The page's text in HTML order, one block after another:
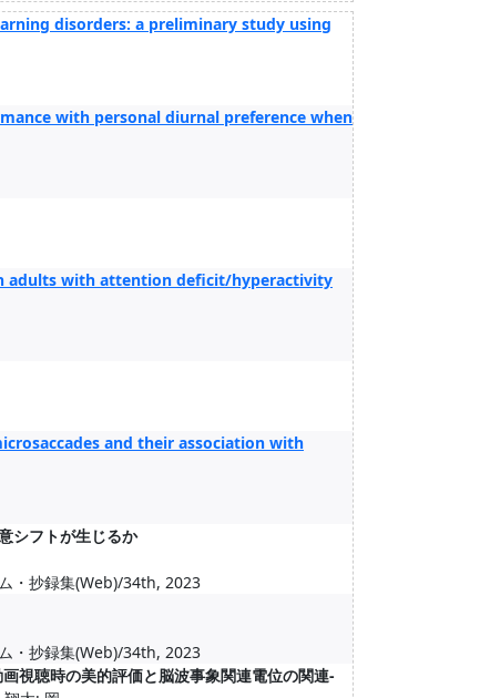
disorders: a preliminary study using
with personal diurnal preference when
adults with attention deficit/hyperactivity
and their association with
シフトが生じるか
・抄録集(Web)/34th, 2023
・抄録集(Web)/34th, 2023
視聴時の美的評価と脳波事象関連電位の関連-